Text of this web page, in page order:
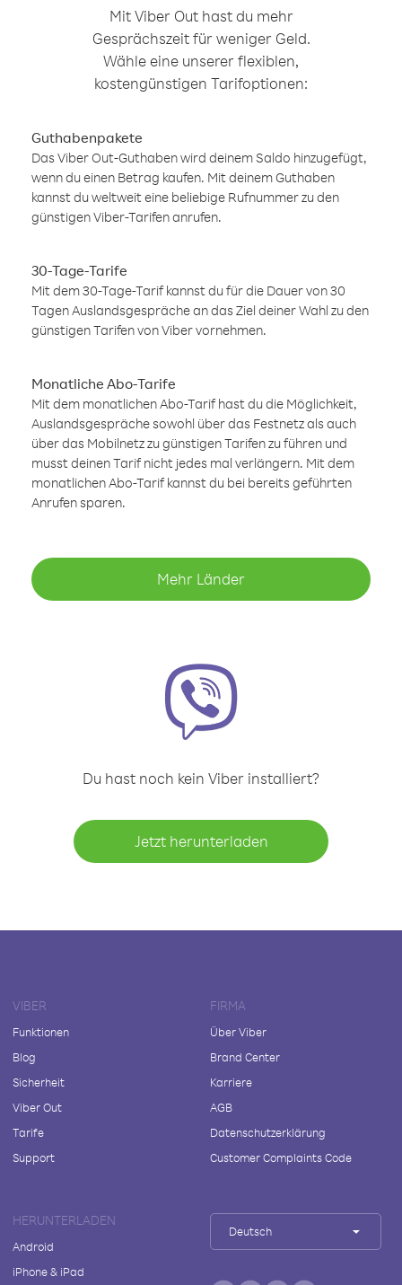
Mit Viber Out hast du mehr
Gesprächszeit für weniger Geld.
Wähle eine unserer flexiblen,
kostengünstigen Tarifoptionen:
Guthabenpakete
Das Viber Out-Guthaben wird deinem Saldo hinzugefügt,
wenn du einen Betrag kaufen. Mit deinem Guthaben
kannst du weltweit eine beliebige Rufnummer zu den
günstigen Viber-Tarifen anrufen.
30-Tage-Tarife
Mit dem 30-Tage-Tarif kannst du für die Dauer von 30
Tagen Auslandsgespräche an das Ziel deiner Wahl zu den
günstigen Tarifen von Viber vornehmen.
Monatliche Abo-Tarife
Mit dem monatlichen Abo-Tarif hast du die Möglichkeit,
Auslandsgespräche sowohl über das Festnetz als auch
über das Mobilnetz zu günstigen Tarifen zu führen und
musst deinen Tarif nicht jedes mal verlängern. Mit dem
monatlichen Abo-Tarif kannst du bei bereits geführten
Anrufen sparen.
Mehr Länder
Du hast noch kein Viber installiert?
Jetzt herunterladen
VIBER
Funktionen
Blog
Sicherheit
Viber Out
Tarife
Support
FIRMA
Über Viber
Brand Center
Karriere
AGB
Datenschutzerklärung
Customer Complaints Code
HERUNTERLADEN
Android
iPhone & iPad
Deutsch